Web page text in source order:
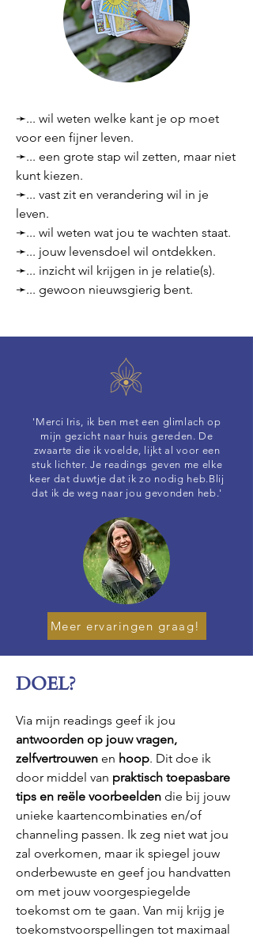
➛... wil weten welke kant je op moet
voor een fijner leven.
➛... een grote stap wil zetten, maar niet
kunt kiezen.
➛... vast zit en verandering wil in je
leven.
➛... wil weten wat jou te wachten staat.
➛... jouw levensdoel wil ontdekken.
➛... inzicht wil krijgen in je relatie(s).
➛... gewoon nieuwsgierig bent.
'Merci Iris, ik ben met een glimlach op
mijn gezicht naar huis gereden. De
zwaarte die ik voelde, lijkt al voor een
stuk lichter. Je readings geven me elke
keer dat duwtje dat ik zo nodig heb.Blij
dat ik de weg naar jou gevonden heb.'
Meer ervaringen graag!
DOEL?
Via mijn readings geef ik jou
antwoorden op jouw vragen,
zelfvertrouwen en hoop. Dit doe ik
door middel van praktisch toepasbare
tips en reële voorbeelden die bij jouw
unieke kaartencombinaties en/of
channeling passen. Ik zeg niet wat jou
zal overkomen, maar ik spiegel jouw
onderbewuste en geef jou handvatten
om met jouw voorgespiegelde
toekomst om te gaan. Van mij krijg je
toekomstvoorspellingen tot maximaal